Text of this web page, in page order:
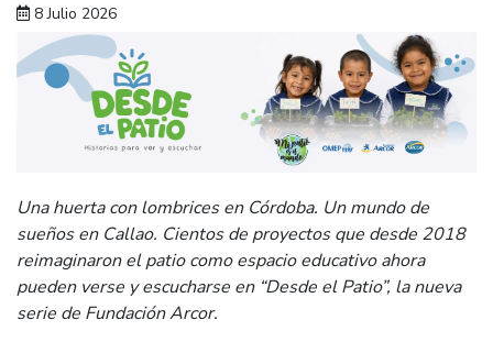
8 Julio 2026
Una huerta con lombrices en Córdoba. Un mundo de
sueños en Callao. Cientos de proyectos que desde 2018
reimaginaron el patio como espacio educativo ahora
pueden verse y escucharse en “Desde el Patio”, la nueva
serie de Fundación Arcor.